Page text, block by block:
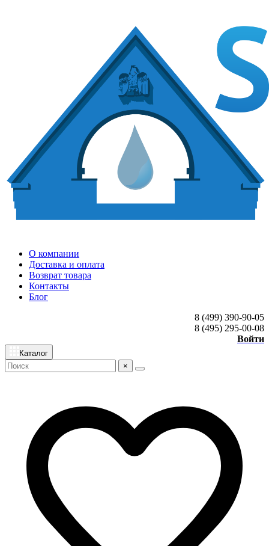
О компании
Доставка и оплата
Возврат товара
Контакты
Блог
8 (499) 390-90-05
8 (495) 295-00-08
Войти
Каталог
×